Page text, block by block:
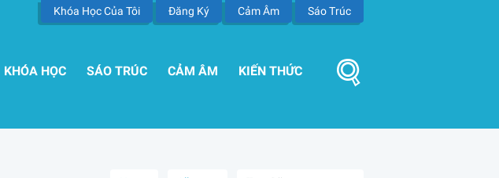
Khóa Học Của Tôi Đăng Ký Cảm Âm Sáo Trúc
KHÓA HỌC SÁO TRÚC CẢM ÂM KIẾN THỨC